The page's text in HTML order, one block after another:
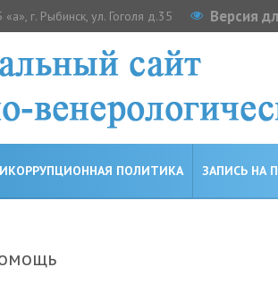
г. Рыбинск, ул. Гоголя д.35
Версия
ПОЛИТИКА ЗАПИСЬ НА